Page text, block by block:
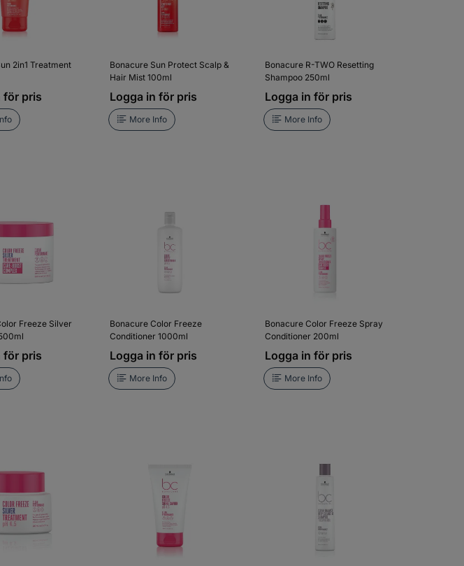
2in1 Treatment
för pris
Bonacure Sun Protect Scalp &
Hair Mist 100ml
Logga in för pris
More Info
Bonacure R-TWO Resetting
Shampoo 250ml
Logga in för pris
More Info
Freeze Silver
för pris
Bonacure Color Freeze
Conditioner 1000ml
Logga in för pris
More Info
Bonacure Color Freeze Spray
Conditioner 200ml
Logga in för pris
More Info